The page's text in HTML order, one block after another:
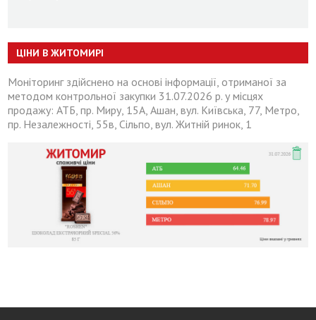
ЦІНИ В ЖИТОМИРІ
Моніторинг здійснено на основі інформації, отриманої за
методом контрольної закупки 31.07.2026 р. у місцях
продажу: АТБ, пр. Миру, 15А, Ашан, вул. Київська, 77, Метро,
пр. Незалежності, 55в, Сільпо, вул. Житній ринок, 1